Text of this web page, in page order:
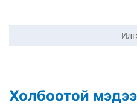
Холбоотой мэдээ